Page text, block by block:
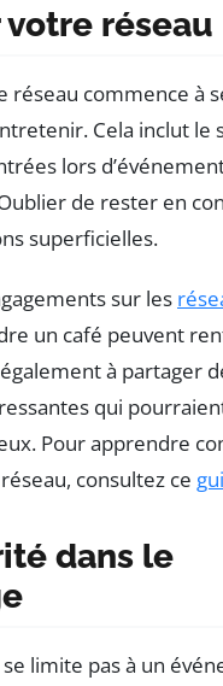
réseau
réseau commence à
Cela inclut le
lors
de rester en
superficielles.
sur les
un café peuvent
à partager
qui
Pour apprendre
consultez ce
dans le
limite pas à un